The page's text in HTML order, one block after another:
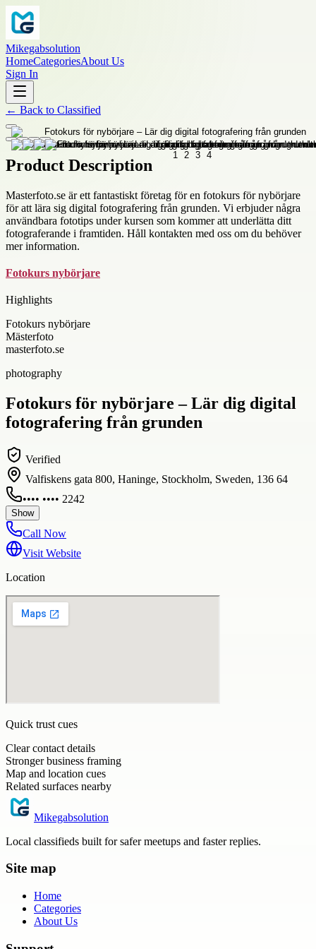
Mikegabsolution
HomeCategoriesAbout Us
Sign In
← Back to Classified
Product Description
Masterfoto.se är ett fantastiskt företag för en fotokurs för nybörjare
för att lära sig digital fotografering från grunden. Vi erbjuder några
användbara fototips under kursen som kommer att underlätta ditt
fotograferande i framtiden. Håll kontakten med oss ​​om du behöver
mer information.
Fotokurs nybörjare
Highlights
Fotokurs nybörjare
Mästerfoto
masterfoto.se
photography
Fotokurs för nybörjare – Lär dig digital
fotografering från grunden
Verified
Valfiskens gata 800, Haninge, Stockholm, Sweden, 136 64
•••• •••• 2242
Show
Call Now
Visit Website
Location
Quick trust cues
Clear contact details
Stronger business framing
Map and location cues
Related surfaces nearby
Mikegabsolution
Local classifieds built for safer meetups and faster replies.
Site map
Home
Categories
About Us